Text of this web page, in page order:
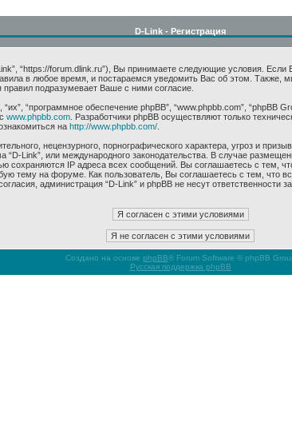
D-Link - Регистрация
“https://forum.dlink.ru”), Вы принимаете следующие условия.
в любое время, и постараемся уведомить Вас об этом.
подразумевает Ваше с ними согласие.
“программное обеспечение phpBB”, “www.phpbb.com”, “phpBB
www.phpbb.com. Разработчики phpBB осуществляют только
на http://www.phpbb.com/.
нецензурного, порнографического характера, угроз и
“D-Link”, или международного законодательства. В случае
сохраняются IP адреса всех сообщений. Вы соглашаетесь с тем,
тему на форуме. Как пользователь, Вы соглашаетесь с тем, что
администрация “D-Link” и phpBB не несут ответственности
Создано на основе phpBB® Forum Software © phpBB
Русская поддержка phpBB